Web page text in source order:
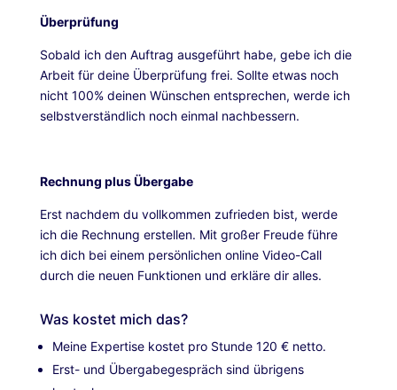
Überprüfung
Sobald ich den Auftrag ausgeführt habe, gebe ich die
Arbeit für deine Überprüfung frei. Sollte etwas noch
nicht 100% deinen Wünschen entsprechen, werde ich
selbstverständlich noch einmal nachbessern.
Rechnung plus Übergabe
Erst nachdem du vollkommen zufrieden bist, werde
ich die Rechnung erstellen. Mit großer Freude führe
ich dich bei einem persönlichen online Video-Call
durch die neuen Funktionen und erkläre dir alles.
Was kostet mich das?
Meine Expertise kostet pro Stunde 120 € netto.
Erst- und Übergabegespräch sind übrigens